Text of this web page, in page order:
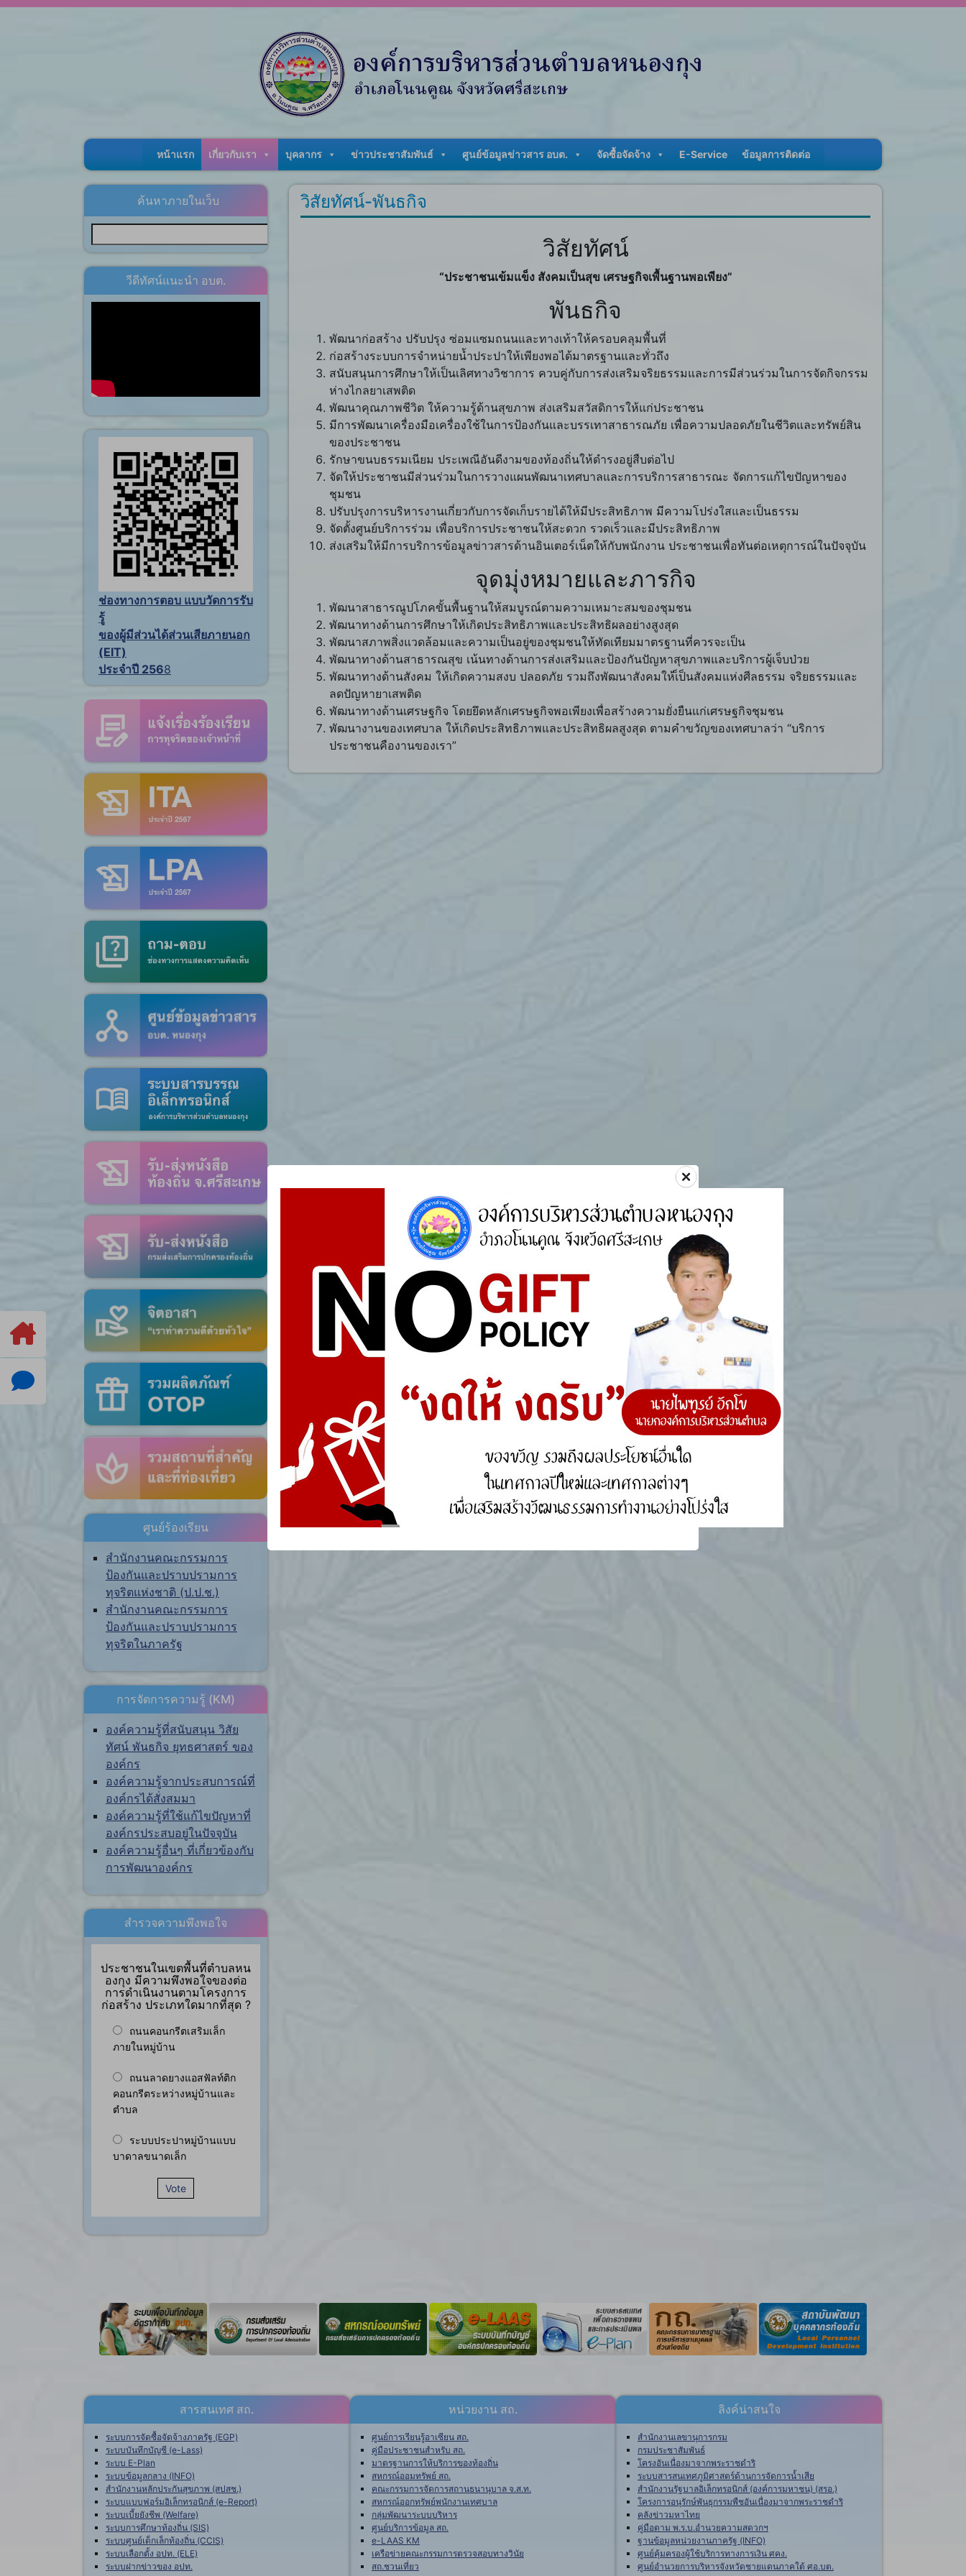
หน้าแรก เกี่ยวกับเรา บุคลากร ข่าวประชาสัมพันธ์ ศูนย์ข้อมูลข่าวสาร อบต. จัดซื้อจัดจ้าง E-Service ข้อมูลการติดต่อ
ค้นหาภายในเว็บ
วีดีทัศน์แนะนำ อบต.
ช่องทางการตอบ แบบวัดการรับ
รู้
ของผู้มีส่วนได้ส่วนเสียภายนอก
(EIT)
ประจำปี 2568
ศูนย์ร้องเรียน
สำนักงานคณะกรรมการ
ป้องกันและปราบปรามการ
ทุจริตแห่งชาติ (ป.ป.ช.)
สำนักงานคณะกรรมการ
ป้องกันและปราบปรามการ
ทุจริตในภาครัฐ
การจัดการความรู้ (KM)
องค์ความรู้ที่สนับสนุน วิสัย
ทัศน์ พันธกิจ ยุทธศาสตร์ ของ
องค์กร
องค์ความรู้จากประสบการณ์ที่
องค์กรได้สั่งสมมา
องค์ความรู้ที่ใช้แก้ไขปัญหาที่
องค์กรประสบอยู่ในปัจจุบัน
องค์ความรู้อื่นๆ ที่เกี่ยวข้องกับ
การพัฒนาองค์กร
สำรวจความพึงพอใจ
ประชาชนในเขตพื้นที่ตำบลหน
องกุง มีความพึงพอใจของต่อ
การดำเนินงานตามโครงการ
ก่อสร้าง ประเภทใดมากที่สุด ?
ถนนคอนกรีตเสริมเล็ก
ภายในหมู่บ้าน
ถนนลาดยางแอสฟัลท์ติก
คอนกรีตระหว่างหมู่บ้านและ
ตำบล
ระบบประปาหมู่บ้านแบบ
บาดาลขนาดเล็ก
Vote
วิสัยทัศน์-พันธกิจ
วิสัยทัศน์
“ประชาชนเข้มแข็ง สังคมเป็นสุข เศรษฐกิจเพื้นฐานพอเพียง”
พันธกิจ
พัฒนาก่อสร้าง ปรับปรุง ซ่อมแซมถนนและทางเท้าให้ครอบคลุมพื้นที่
ก่อสร้างระบบการจำหน่ายน้ำประปาให้เพียงพอได้มาตรฐานและทั่วถึง
สนับสนุนการศึกษาให้เป็นเลิศทางวิชาการ ควบคู่กับการส่งเสริมจริยธรรมและการมีส่วนร่วมในการจัดกิจกรรม
ห่างไกลยาเสพติด
พัฒนาคุณภาพชีวิต ให้ความรู้ด้านสุขภาพ ส่งเสริมสวัสดิการให้แก่ประชาชน
มีการพัฒนาเครื่องมือเครื่องใช้ในการป้องกันและบรรเทาสาธารณภัย เพื่อความปลอดภัยในชีวิตและทรัพย์สิน
ของประชาชน
รักษาขนบธรรมเนียม ประเพณีอันดีงามของท้องถิ่นให้ดำรงอยู่สืบต่อไป
จัดให้ประชาชนมีส่วนร่วมในการวางแผนพัฒนาเทศบาลและการบริการสาธารณะ จัดการแก้ไขปัญหาของ
ชุมชน
ปรับปรุงการบริหารงานเกี่ยวกับการจัดเก็บรายได้ให้มีประสิทธิภาพ มีความโปร่งใสและเป็นธรรม
จัดตั้งศูนย์บริการร่วม เพื่อบริการประชาชนให้สะดวก รวดเร็วและมีประสิทธิภาพ
ส่งเสริมให้มีการบริการข้อมูลข่าวสารด้านอินเตอร์เน็ตให้กับพนักงาน ประชาชนเพื่อทันต่อเหตุการณ์ในปัจจุบัน
จุดมุ่งหมายและภารกิจ
พัฒนาสาธารณูปโภคขั้นพื้นฐานให้สมบูรณ์ตามความเหมาะสมของชุมชน
พัฒนาทางด้านการศึกษาให้เกิดประสิทธิภาพและประสิทธิผลอย่างสูงสุด
พัฒนาสภาพสิ่งแวดล้อมและความเป็นอยู่ของชุมชนให้ทัดเทียมมาตรฐานที่ควรจะเป็น
พัฒนาทางด้านสาธารณสุข เน้นทางด้านการส่งเสริมและป้องกันปัญหาสุขภาพและบริการผู้เจ็บป่วย
พัฒนาทางด้านสังคม ให้เกิดความสงบ ปลอดภัย รวมถึงพัฒนาสังคมให้เ็ป็นสังคมแห่งศีลธรรม จริยธรรมและ
ลดปัญหายาเสพติด
พัฒนาทางด้านเศรษฐกิจ โดยยึดหลักเศรษฐกิจพอเพียงเพื่อสร้างความยั่งยืนแก่เศรษฐกิจชุมชน
พัฒนางานของเทศบาล ให้เกิดประสิทธิภาพและประสิทธิผลสูงสุด ตามคำขวัญของเทศบาลว่า “บริการ
ประชาชนคืองานของเรา”
สารสนเทศ สถ.
ระบบการจัดซื้อจัดจ้างภาครัฐ (EGP)
ระบบบันทึกบัญชี (e-Lass)
ระบบ E-Plan
ระบบข้อมูลกลาง (INFO)
สำนักงานหลักประกันสุขภาพ (สปสช.)
ระบบแบบฟอร์มอิเล็กทรอนิกส์ (e-Report)
ระบบเบี้ยยังชีพ (Welfare)
ระบบการศึกษาท้องถิ่น (SIS)
ระบบศูนย์เด็กเล็กท้องถิ่น (CCIS)
ระบบเลือกตั้ง อปท. (ELE)
ระบบฝากข่าวของ อปท.
หน่วยงาน สถ.
ศูนย์การเรียนรู้อาเซียน สถ.
คู่มือประชาชนสำหรับ สถ.
มาตรฐานการให้บริการของท้องถิ่น
สหกรณ์ออมทรัพย์ สถ.
คณะกรรมการจัดการสถานธนานุบาล จ.ส.ท.
สหกรณ์ออกทรัพย์พนักงานเทศบาล
กลุ่มพัฒนาระบบบริหาร
ศูนย์บริการข้อมูล สถ.
e-LAAS KM
เครือข่ายคณะกรรมการตรวจสอบทางวินัย
สถ.ชวนเที่ยว
ลิงค์น่าสนใจ
สำนักงานเลขานุการกรม
กรมประชาสัมพันธ์
โครงอันเนื่องมาจากพระราชดำริ
ระบบสารสนเทศภูมิศาสตร์ด้านการจัดการน้ำเสีย
สำนักงานรัฐบาลอิเล็กทรอนิกส์ (องค์การมหาชน) (สรอ.)
โครงการอนุรักษ์พันธุกรรมพืชอันเนื่องมาจากพระราชดำริ
คลังข่าวมหาไทย
คู่มือตาม พ.ร.บ.อำนวยความสดวกฯ
ฐานข้อมูลหน่วยงานภาครัฐ (INFO)
ศูนย์คุ้มครองผู้ใช้บริการทางการเงิน ศคง.
ศูนย์อำนวยการบริหารจังหวัดชายแดนภาคใต้ ศอ.บต.